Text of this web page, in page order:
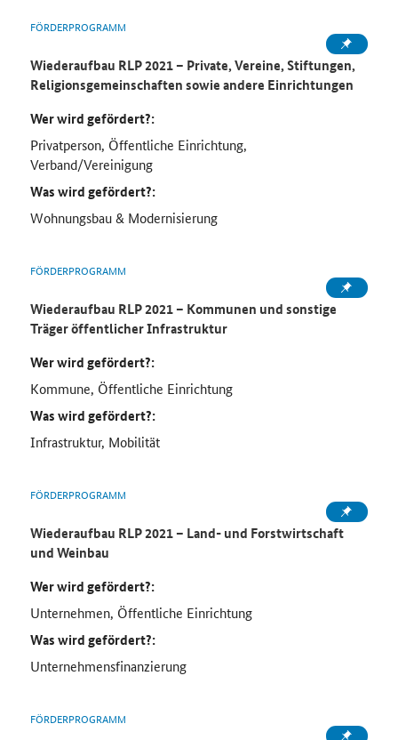
FÖRDERPROGRAMM
Wiederaufbau RLP 2021 – Private, Vereine, Stiftungen,
Religionsgemeinschaften sowie andere Einrichtungen
Wer wird gefördert?:
Privatperson, Öffentliche Einrichtung,
Verband/Vereinigung
Was wird gefördert?:
Wohnungsbau & Modernisierung
FÖRDERPROGRAMM
Wiederaufbau RLP 2021 – Kommunen und sonstige
Träger öffentlicher Infrastruktur
Wer wird gefördert?:
Kommune, Öffentliche Einrichtung
Was wird gefördert?:
Infrastruktur, Mobilität
FÖRDERPROGRAMM
Wiederaufbau RLP 2021 – Land- und Forstwirtschaft
und Weinbau
Wer wird gefördert?:
Unternehmen, Öffentliche Einrichtung
Was wird gefördert?:
Unternehmensfinanzierung
FÖRDERPROGRAMM